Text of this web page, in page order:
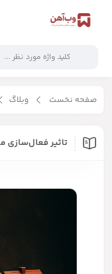
صفحه نخست وبلاگ
تاثیر فعال‌سازی